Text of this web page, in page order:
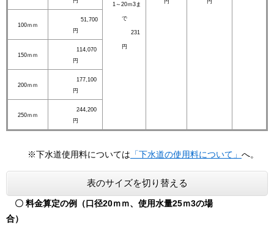
円 円
1～20ｍ3ま
で
231
円
100ｍｍ
51,700
円
150ｍｍ
114,070
円
200ｍｍ
177,100
円
250ｍｍ
244,200
円
※下水道使用料については 「下水道の使用料について​」 へ。
表のサイズを切り替える
〇 料金算定の例（口径20ｍｍ、使用水量25ｍ3の場
合）